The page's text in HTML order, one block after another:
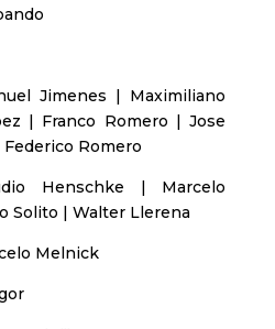
Jimenes | Maximiliano
| Franco Romero | Jose
Romero
Henschke | Marcelo
Solito | Walter Llerena
Melnick